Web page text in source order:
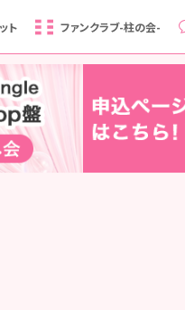
ト ファンクラブ-柱の会-